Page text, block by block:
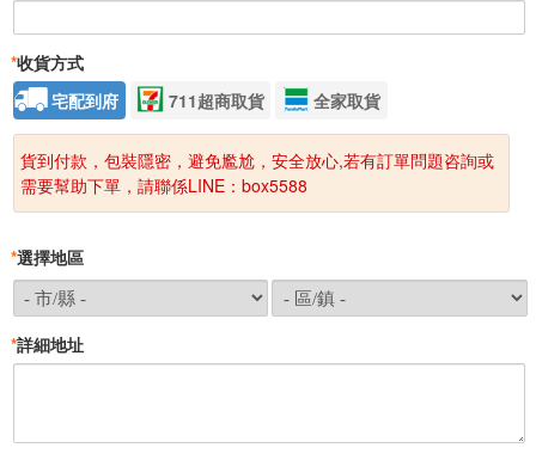
收貨方式
*
宅配到府
711超商取貨 全家取貨
貨到付款，包裝隱密，避免尷尬，安全放心,若有訂單問題咨詢或
需要幫助下單，請聯係LINE：box5588
選擇地區
*
詳細地址
*